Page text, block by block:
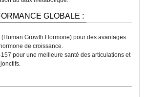
GLOBALE :
(Human Growth Hormone) pour des avantages
de croissance.
157 pour une meilleure santé des articulations et